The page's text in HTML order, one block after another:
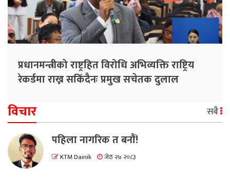
प्रधानमन्त्रीको राष्ट्रहित विरोधि अभिव्यक्ति राष्ट्रिय
रेकर्डमा राख्न सकिँदैनः प्रमुख सचेतक दुलाल
विचार सबै
पहिला नागरिक त बनाैं!
KTM Dainik जेठ २७ २०८३